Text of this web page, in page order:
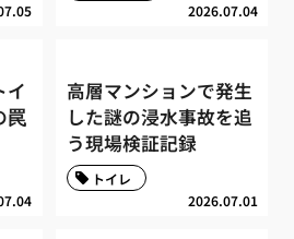
2026.07.04
イ
罠
高層マンションで発生
した謎の浸水事故を追
う現場検証記録
2026.07.01
トイレ